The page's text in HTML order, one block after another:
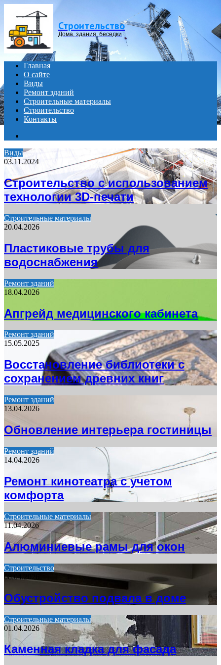
Строительство
Дома, здания, беседки
Главная
О сайте
Виды
Ремонт зданий
Строительные материалы
Строительство
Контакты
Виды
03.11.2024
Строительство с использованием
технологии 3D-печати
Строительные материалы
20.04.2026
Пластиковые трубы для
водоснабжения
Ремонт зданий
18.04.2026
Апгрейд медицинского кабинета
Ремонт зданий
15.05.2025
Восстановление библиотеки с
сохранением древних книг
Ремонт зданий
13.04.2026
Обновление интерьера гостиницы
Ремонт зданий
14.04.2026
Ремонт кинотеатра с учетом
комфорта
Строительные материалы
11.04.2026
Алюминиевые рамы для окон
Строительство
08.04.2026
Обустройство подвала в доме
Строительные материалы
01.04.2026
Каменная кладка для фасада